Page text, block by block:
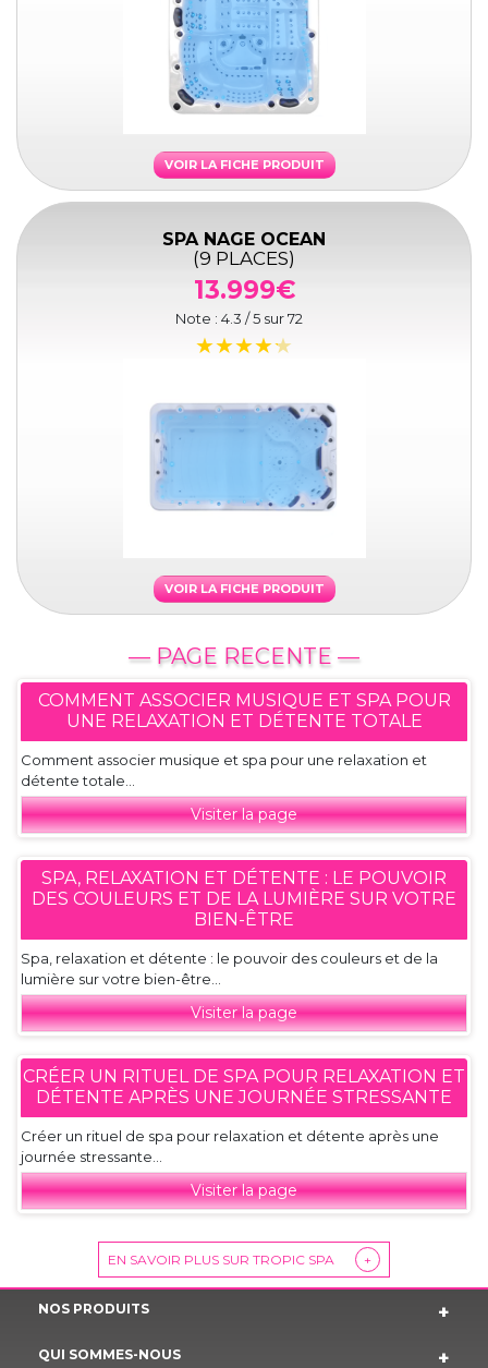
VOIR LA FICHE PRODUIT
SPA NAGE OCEAN
(9 PLACES)
13.999€
Note : 4.3 / 5 sur72
VOIR LA FICHE PRODUIT
— PAGE RECENTE —
COMMENT ASSOCIER MUSIQUE ET SPA POUR
UNE RELAXATION ET DÉTENTE TOTALE
Comment associer musique et spa pour une relaxation et
détente totale...
Visiter la page
SPA, RELAXATION ET DÉTENTE : LE POUVOIR
DES COULEURS ET DE LA LUMIÈRE SUR VOTRE
BIEN-ÊTRE
Spa, relaxation et détente : le pouvoir des couleurs et de la
lumière sur votre bien-être...
Visiter la page
CRÉER UN RITUEL DE SPA POUR RELAXATION ET
DÉTENTE APRÈS UNE JOURNÉE STRESSANTE
Créer un rituel de spa pour relaxation et détente après une
journée stressante...
Visiter la page
EN SAVOIR PLUS SUR TROPIC SPA +
NOS PRODUITS
QUI SOMMES-NOUS